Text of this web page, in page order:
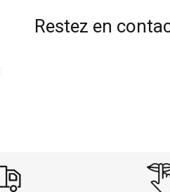
Restez en